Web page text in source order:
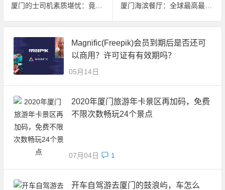
厦门的士司机素质堪忧：竟问女乘客要不要一夜情
厦门海滨餐厅：全球最高最美海景的必胜客
Magnific(Freepik)会员到期后是否还可
以商用？许可证有有效期吗？
05月14日
2020年厦门旅游年卡景区再加码，免费
不限次数畅玩24个景点
07月04日 1
开车自驾游去厦门的鼓浪屿，车怎么